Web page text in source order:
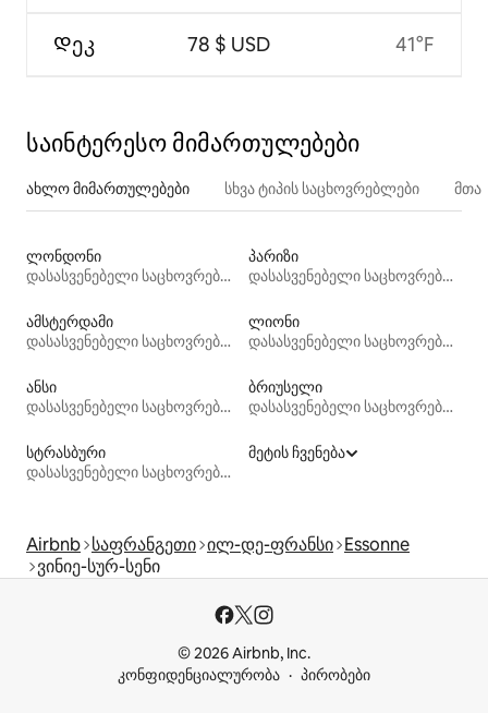
Დეკ 78 $ USD 41°F
საინტერესო მიმართულებები
ახლო მიმართულებები სხვა ტიპის საცხოვრებლები
ლონდონი
დასასვენებელი საცხოვრებლები
პარიზი
დასასვენებელი საცხოვრებლები
ამსტერდამი
დასასვენებელი საცხოვრებლები
ლიონი
დასასვენებელი საცხოვრებლები
ანსი
დასასვენებელი საცხოვრებლები
ბრიუსელი
დასასვენებელი საცხოვრებლები
სტრასბური
დასასვენებელი საცხოვრებლები
მეტის ჩვენება
Airbnb საფრანგეთი ილ-დე-ფრანსი Essonne
ვინიე-სურ-სენი
© 2026 Airbnb, Inc.
კონფიდენციალურობა
პირობები